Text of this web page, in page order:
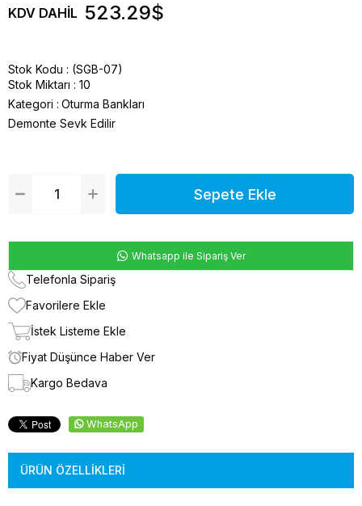
KDV DAHIL 523.29$
Stok Kodu
(SGB-07)
Stok Miktarı : 10
Kategori : Oturma Bankları
Demonte Sevk Edilir
Whatsapp ile Sipariş Ver
Telefonla Sipariş
Favorilere Ekle
İstek Listeme Ekle
Fiyat Düşünce Haber Ver
Kargo Bedava
WhatsApp
ÜRÜN ÖZELLIKLERI